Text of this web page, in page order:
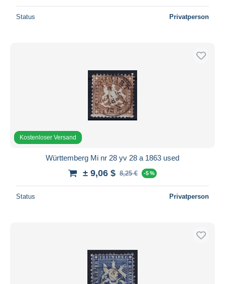
Status Privatperson
Kostenloser Versand
Württemberg Mi nr 28 yv 28 a 1863 used
± 9,06 $ 8,25 € -5 %
Status Privatperson